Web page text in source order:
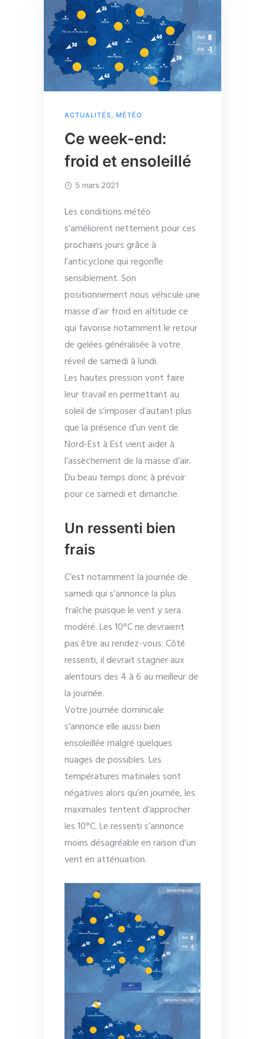
ACTUALITÉS, MÉTÉO
Ce week-end:
froid et ensoleillé
5 mars 2021
Les conditions météo
s’améliorent nettement pour ces
prochains jours grâce à
l’anticyclone qui regonfle
sensiblement. Son
positionnement nous véhicule une
masse d’air froid en altitude ce
qui favorise notamment le retour
de gelées généralisée à votre
réveil de samedi à lundi.
Les hautes pression vont faire
leur travail en permettant au
soleil de s’imposer d’autant plus
que la présence d’un vent de
Nord-Est à Est vient aider à
l’assèchement de la masse d’air.
Du beau temps donc à prévoir
pour ce samedi et dimanche.
Un ressenti bien
frais
C’est notamment la journée de
samedi qui s’annonce la plus
fraîche puisque le vent y sera
modéré. Les 10°C ne devraient
pas être au rendez-vous. Côté
ressenti, il devrait stagner aux
alentours des 4 à 6 au meilleur de
la journée.
Votre journée dominicale
s’annonce elle aussi bien
ensoleillée malgré quelques
nuages de possibles. Les
températures matinales sont
négatives alors qu’en journée, les
maximales tentent d’approcher
les 10°C. Le ressenti s’annonce
moins désagréable en raison d’un
vent en atténuation.